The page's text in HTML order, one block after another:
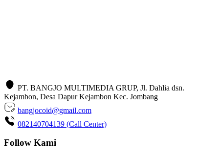
PT. BANGJO MULTIMEDIA GRUP, Jl. Dahlia dsn.
Kejambon, Desa Dapur Kejambon Kec. Jombang
bangjocoid@gmail.com
082140704139 (Call Center)
Follow Kami